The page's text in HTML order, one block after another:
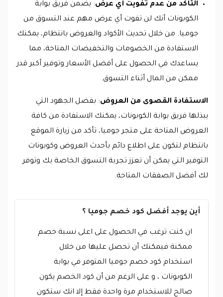
التأكد من عدم تفويت أي عرض: يضمن فريق بوابة
الكوبونات أنك لن تفوت أي عرض مهم عند التسوق من
جوميا. من خلال تحديث الأكواد والعروض بانتظام، يمكنك
الاستفادة من الخصومات والتخفيضات المتاحة، مما
يساعدك في الحصول على أفضل الأسعار وتوفير أكبر قدر
ممكن من المال أثناء التسوق.
الاستفادة القصوى من العروض: بفضل الجهود التي
يبذلها فريق بوابة الكوبونات، يمكنك الاستفادة من كافة
العروض المتاحة على متجر جوميا، تأكد من زيارة الموقع
بانتظام لتكون على اطلاع دائم بأحدث العروض وكوبونات
التوفير التي يمكن أن تعزز تجربة التسوق الخاصة بك وتوفر
لك أفضل الصفقات المتاحة.
أين يوجد أفضل كود خصم جوميا ؟
ان كنت ترغب في الحصول على اعلى نسبة خصم
ممكنة فيمكنك أن تحصل عليها من خلال
استخدام كود خصم جوميا المتوفر في بوابة
الكوبونات ، و على الرغم من أن كود الخصم يكون
صالح للاستخدام مرة واحدة فقط إلا انك ستكون